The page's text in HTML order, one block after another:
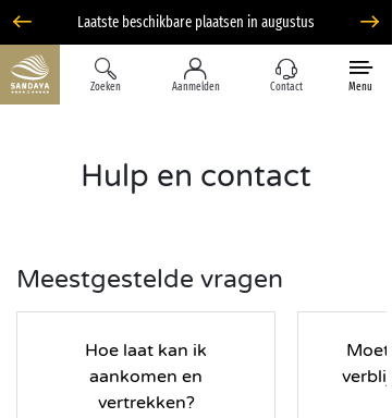
Zoeken Aanmelden Contact Menu
Hulp en contact
Meestgestelde vragen
Hoe laat kan ik
aankomen en
vertrekken?